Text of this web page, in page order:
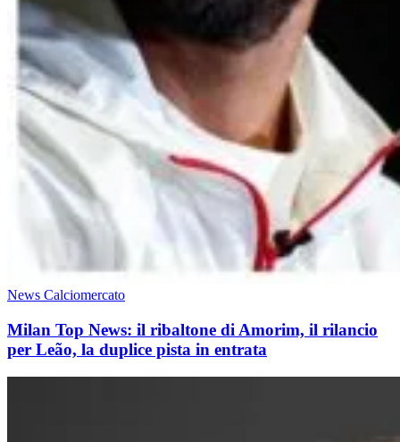
News Calciomercato
Milan Top News: il ribaltone di Amorim, il rilancio
per Leão, la duplice pista in entrata